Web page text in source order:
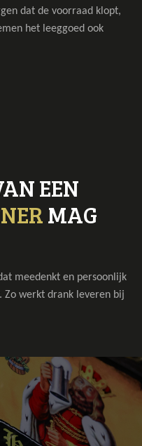
dat de voorraad klopt,
het leeggoed ook
EEN
MAG
meedenkt en persoonlijk
Zo werkt drank leveren bij